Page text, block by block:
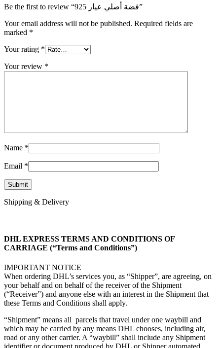
Be the first to review “فضة أصلي عيار 925”
Your email address will not be published. Required fields are
marked *
Your rating *
Your review *
Name *
Email *
Shipping & Delivery
DHL EXPRESS TERMS AND CONDITIONS OF
CARRIAGE (“Terms and Conditions”)
IMPORTANT NOTICE
When ordering DHL’s services you, as “Shipper”, are agreeing, on
your behalf and on behalf of the receiver of the Shipment
(“Receiver”) and anyone else with an interest in the Shipment that
these Terms and Conditions shall apply.
“Shipment” means all parcels that travel under one waybill and
which may be carried by any means DHL chooses, including air,
road or any other carrier. A “waybill” shall include any Shipment
identifier or document produced by DHL or Shipper automated